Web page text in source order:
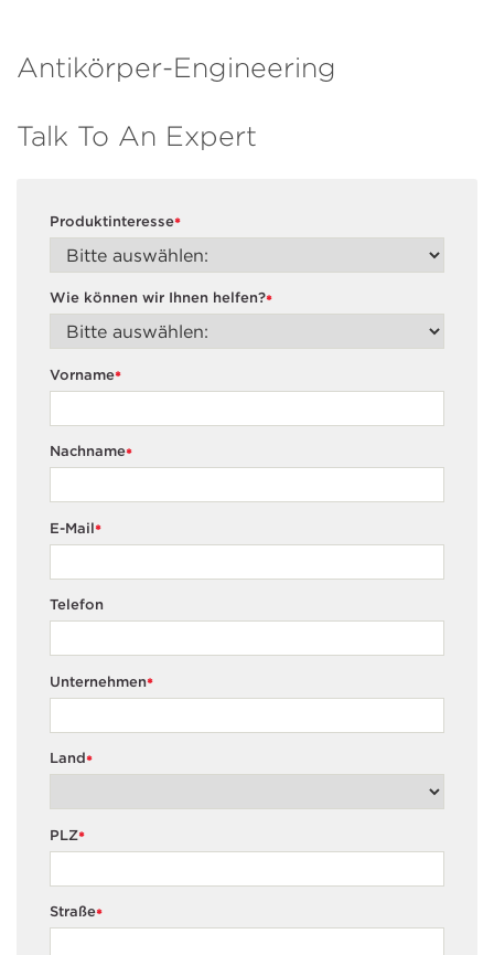
Antikörper-Engineering
Talk To An Expert
*
Produktinteresse
*
Wie können wir Ihnen helfen?
*
Vorname
*
Nachname
*
E-Mail
Telefon
*
Unternehmen
*
Land
*
PLZ
*
Straße